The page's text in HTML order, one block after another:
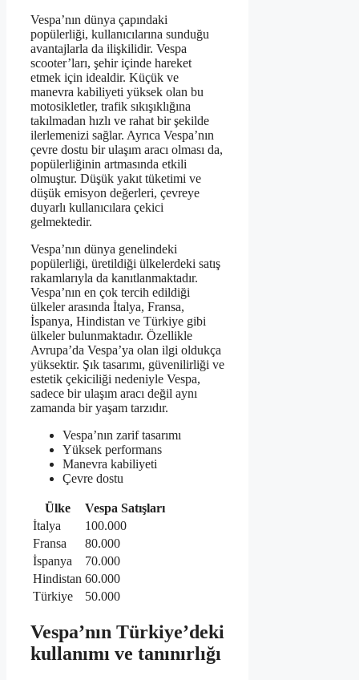
Vespa’nın dünya çapındaki
popülerliği, kullanıcılarına sunduğu
avantajlarla da ilişkilidir. Vespa
scooter’ları, şehir içinde hareket
etmek için idealdir. Küçük ve
manevra kabiliyeti yüksek olan bu
motosikletler, trafik sıkışıklığına
takılmadan hızlı ve rahat bir şekilde
ilerlemenizi sağlar. Ayrıca Vespa’nın
çevre dostu bir ulaşım aracı olması da,
popülerliğinin artmasında etkili
olmuştur. Düşük yakıt tüketimi ve
düşük emisyon değerleri, çevreye
duyarlı kullanıcılara çekici
gelmektedir.
Vespa’nın dünya genelindeki
popülerliği, üretildiği ülkelerdeki satış
rakamlarıyla da kanıtlanmaktadır.
Vespa’nın en çok tercih edildiği
ülkeler arasında İtalya, Fransa,
İspanya, Hindistan ve Türkiye gibi
ülkeler bulunmaktadır. Özellikle
Avrupa’da Vespa’ya olan ilgi oldukça
yüksektir. Şık tasarımı, güvenilirliği ve
estetik çekiciliği nedeniyle Vespa,
sadece bir ulaşım aracı değil aynı
zamanda bir yaşam tarzıdır.
Vespa’nın zarif tasarımı
Yüksek performans
Manevra kabiliyeti
Çevre dostu
Ülke
Vespa Satışları
İtalya
100.000
Fransa
80.000
İspanya
70.000
Hindistan 60.000
Türkiye
50.000
Vespa’nın Türkiye’deki
kullanımı ve tanınırlığı